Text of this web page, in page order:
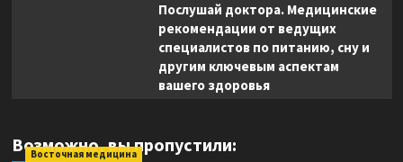
Послушай доктора. Медицинские
рекомендации от ведущих
специалистов по питанию, сну и
другим ключевым аспектам
вашего здоровья
Возможно, вы пропустили:
Восточная медицина